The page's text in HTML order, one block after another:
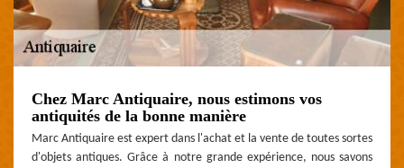
Chez Marc Antiquaire, nous estimons vos
antiquités de la bonne manière
Marc Antiquaire est expert dans l'achat et la vente de toutes sortes
d'objets antiques. Grâce à notre grande expérience, nous savons